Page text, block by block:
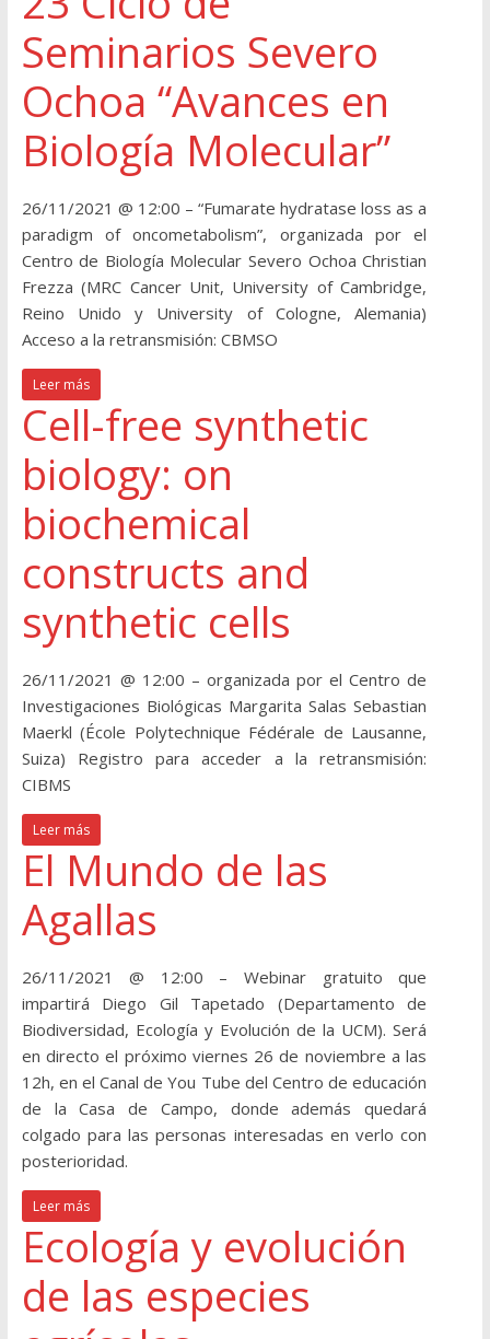
Seminarios Severo
Ochoa “Avances en
Biología Molecular”
26/11/2021 @ 12:00 – “Fumarate hydratase loss as a
paradigm of oncometabolism”, organizada por el
Centro de Biología Molecular Severo Ochoa Christian
Frezza (MRC Cancer Unit, University of Cambridge,
Reino Unido y University of Cologne, Alemania)
Acceso a la retransmisión: CBMSO
Leer más
Cell-free synthetic
biology: on
biochemical
constructs and
synthetic cells
26/11/2021 @ 12:00 – organizada por el Centro de
Investigaciones Biológicas Margarita Salas Sebastian
Maerkl (École Polytechnique Fédérale de Lausanne,
Suiza) Registro para acceder a la retransmisión:
CIBMS
Leer más
El Mundo de las
Agallas
26/11/2021 @ 12:00 – Webinar gratuito que
impartirá Diego Gil Tapetado (Departamento de
Biodiversidad, Ecología y Evolución de la UCM). Será
en directo el próximo viernes 26 de noviembre a las
12h, en el Canal de You Tube del Centro de educación
de la Casa de Campo, donde además quedará
colgado para las personas interesadas en verlo con
posterioridad.
Leer más
Ecología y evolución
de las especies